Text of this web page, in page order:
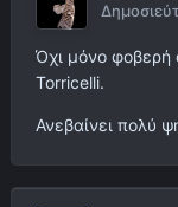
Όχι μόνο φοβερή
Torricelli.
Ανεβαίνει πολύ